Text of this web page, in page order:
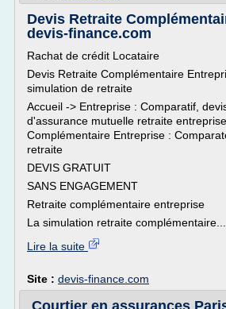
Devis Retraite
devis-finance.com
Rachat de crédit Locataire
Devis Retraite Complémentaire
simulation de retraite
Accueil -> Entreprise : Comparatif,
d'assurance mutuelle retraite
Complémentaire Entreprise :
retraite
DEVIS GRATUIT
SANS ENGAGEMENT
Retraite complémentaire entreprise
La simulation retraite complémentaire...
Lire la suite
Site : devis-finance.com
Courtier en assurances